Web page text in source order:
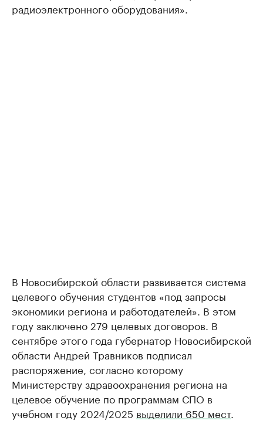
радиоэлектронного оборудования».
В Новосибирской области развивается система
целевого обучения студентов «под запросы
экономики региона и работодателей». В этом
году заключено 279 целевых договоров. В
сентябре этого года губернатор Новосибирской
области Андрей Травников подписал
распоряжение, согласно которому
Министерству здравоохранения региона на
целевое обучение по программам СПО в
учебном году 2024/2025 выделили 650 мест.